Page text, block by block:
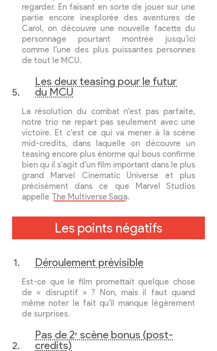
regarder. En faisant en sorte de jouer sur une
partie encore inexplorée des aventures de
Carol, on découvre une nouvelle facette du
personnage pourtant montrée jusqu'ici
comme l'une des plus puissantes personnes
de tout le MCU.
Les deux teasing pour le futur
du MCU
La résolution du combat n'est pas parfaite,
notre trio ne repart pas seulement avec une
victoire. Et c'est ce qui va mener à la scène
mid-credits, dans laquelle on découvre un
teasing encore plus énorme qui bous confirme
bien qu il s'agit d'un film important dans le plus
grand Marvel Cinematic Universe et plus
précisément dans ce que Marvel Studios
appelle The Multiverse Saga.
Les points négatifs
Déroulement prévisible
Est-ce que le film promettait quelque chose
de « disruptif » ? Non, mais il faut quand
même noter le fait qu'il manque légèrement
de surprises.
Pas de 2ᵉ scène bonus (post-
credits)